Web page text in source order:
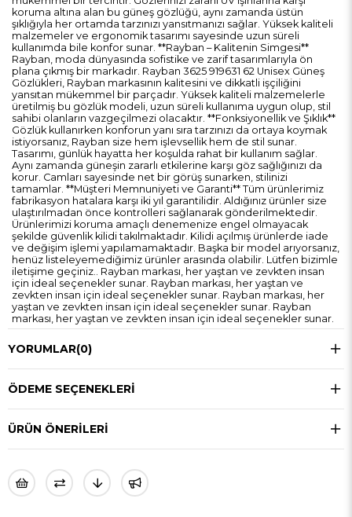
koruma altına alan bu güneş gözlüğü, aynı zamanda üstün
şıklığıyla her ortamda tarzınızı yansıtmanızı sağlar. Yüksek kaliteli
malzemeler ve ergonomik tasarımı sayesinde uzun süreli
kullanımda bile konfor sunar. **Rayban – Kalitenin Simgesi**
Rayban, moda dünyasında sofistike ve zarif tasarımlarıyla ön
plana çıkmış bir markadır. Rayban 3625 919631 62 Unisex Güneş
Gözlükleri, Rayban markasının kalitesini ve dikkatli işçiliğini
yansıtan mükemmel bir parçadır. Yüksek kaliteli malzemelerle
üretilmiş bu gözlük modeli, uzun süreli kullanıma uygun olup, stil
sahibi olanların vazgeçilmezi olacaktır. **Fonksiyonellik ve Şıklık**
Gözlük kullanırken konforun yanı sıra tarzınızı da ortaya koymak
istiyorsanız, Rayban size hem işlevsellik hem de stil sunar.
Tasarımı, günlük hayatta her koşulda rahat bir kullanım sağlar.
Aynı zamanda güneşin zararlı etkilerine karşı göz sağlığınızı da
korur. Camları sayesinde net bir görüş sunarken, stilinizi
tamamlar. **Müşteri Memnuniyeti ve Garanti** Tüm ürünlerimiz
fabrikasyon hatalara karşı iki yıl garantilidir. Aldığınız ürünler size
ulaştırılmadan önce kontrolleri sağlanarak gönderilmektedir.
Ürünlerimizi koruma amaçlı denemenize engel olmayacak
şekilde güvenlik kilidi takılmaktadır. Kilidi açılmış ürünlerde iade
ve değişim işlemi yapılamamaktadır. Başka bir model arıyorsanız,
henüz listeleyemediğimiz ürünler arasında olabilir. Lütfen bizimle
iletişime geçiniz.. Rayban markası, her yaştan ve zevkten insan
için ideal seçenekler sunar. Rayban markası, her yaştan ve
zevkten insan için ideal seçenekler sunar. Rayban markası, her
yaştan ve zevkten insan için ideal seçenekler sunar. Rayban
markası, her yaştan ve zevkten insan için ideal seçenekler sunar.
YORUMLAR(0)
ÖDEME SEÇENEKLERI
ÜRÜN ÖNERILERI